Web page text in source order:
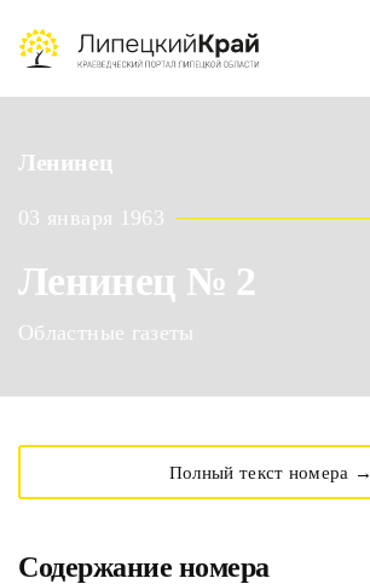
Skip to main content
Ленинец
03 января 1963
Ленинец № 2
Областные газеты
Полный текст номера →
Содержание номера